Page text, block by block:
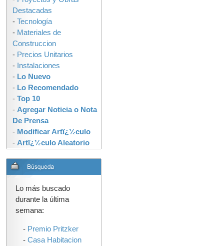
Destacadas
- Tecnología
- Materiales de
Construccion
- Precios Unitarios
- Instalaciones
- Lo Nuevo
- Lo Recomendado
- Top 10
- Agregar Noticia o Nota
De Prensa
- Modificar Artï¿½culo
- Artï¿½culo Aleatorio
Lo más buscado
durante la última
semana:
- Premio Pritzker
- Casa Habitacion